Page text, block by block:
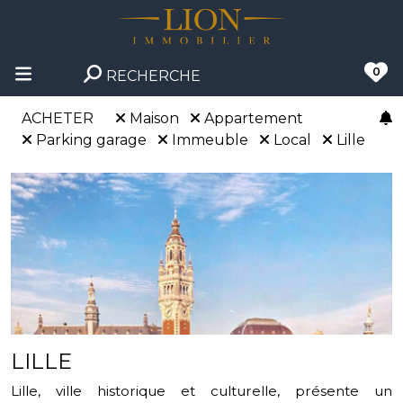
RECHERCHE 0
ACHETER Maison
Appartement
Parking garage
Immeuble Local Lille
LILLE
Lille, ville historique et culturelle, présente un